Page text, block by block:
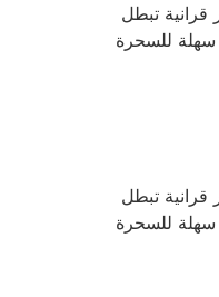
قرانية تبطل
سهلة للسحرة
قرانية تبطل
سهلة للسحرة